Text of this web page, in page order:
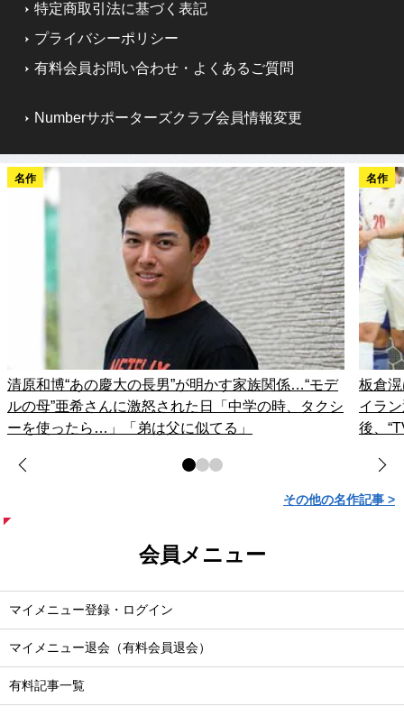
特定商取引法に基づく表記
プライバシーポリシー
有料会員お問い合わせ・よくあるご質問
Numberサポーターズクラブ会員情報変更
名作
清原和博“あの慶大の長男”が明かす家族関係…“モデ
ルの母”亜希さんに激怒された日「中学の時、タクシ
ーを使ったら…」「弟は父に似てる」
名作
板倉
イラ
後、
その他の名作記事 >
会員メニュー
マイメニュー登録・ログイン
マイメニュー退会（有料会員退会）
有料記事一覧